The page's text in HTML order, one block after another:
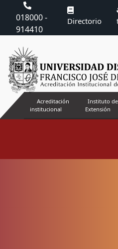
018000 -
914410
Directorio
Acreditación
institucional
Instituto de
Extensión